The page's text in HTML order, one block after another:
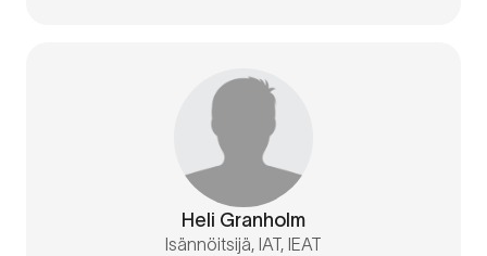
Heli Granholm
Isännöitsijä, IAT, IEAT